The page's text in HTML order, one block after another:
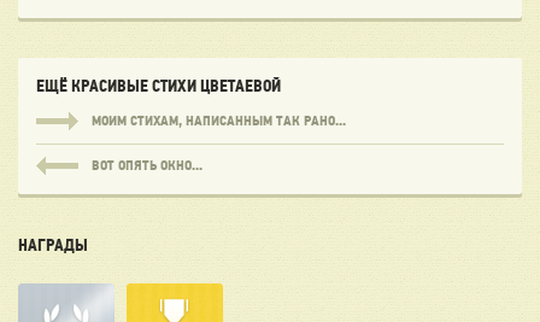
ЕЩЁ КРАСИВЫЕ СТИХИ ЦВЕТАЕВОЙ
МОИМ СТИХАМ, НАПИСАННЫМ ТАК РАНО...
ВОТ ОПЯТЬ ОКНО...
НАГРАДЫ